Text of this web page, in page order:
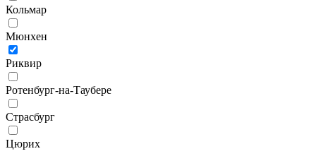
Кольмар
Мюнхен
Риквир
Ротенбург-на-Таубере
Страсбург
Цюрих